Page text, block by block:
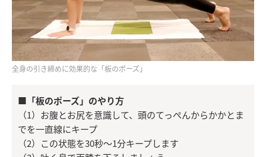
全身の引き締めに効果的な「板のポーズ」
■「板のポーズ」のやり方
（1）お腹とお尻を意識して、頭のてっぺんからかかとま
でを一直線にキープ
（2）この状態を30秒～1分キープします